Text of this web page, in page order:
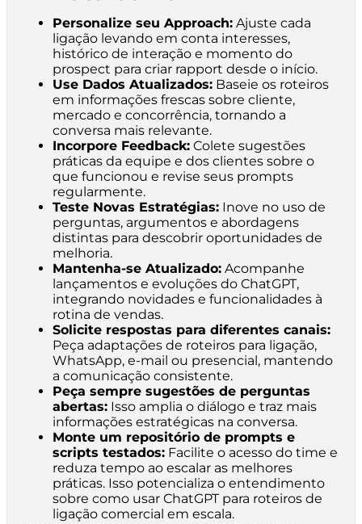
Personalize seu Approach: Ajuste cada
ligação levando em conta interesses,
histórico de interação e momento do
prospect para criar rapport desde o início.
Use Dados Atualizados: Baseie os roteiros
em informações frescas sobre cliente,
mercado e concorrência, tornando a
conversa mais relevante.
Incorpore Feedback: Colete sugestões
práticas da equipe e dos clientes sobre o
que funcionou e revise seus prompts
regularmente.
Teste Novas Estratégias: Inove no uso de
perguntas, argumentos e abordagens
distintas para descobrir oportunidades de
melhoria.
Mantenha-se Atualizado: Acompanhe
lançamentos e evoluções do ChatGPT,
integrando novidades e funcionalidades à
rotina de vendas.
Solicite respostas para diferentes canais:
Peça adaptações de roteiros para ligação,
WhatsApp, e-mail ou presencial, mantendo
a comunicação consistente.
Peça sempre sugestões de perguntas
abertas: Isso amplia o diálogo e traz mais
informações estratégicas na conversa.
Monte um repositório de prompts e
scripts testados: Facilite o acesso do time e
reduza tempo ao escalar as melhores
práticas. Isso potencializa o entendimento
sobre como usar ChatGPT para roteiros de
ligação comercial em escala.